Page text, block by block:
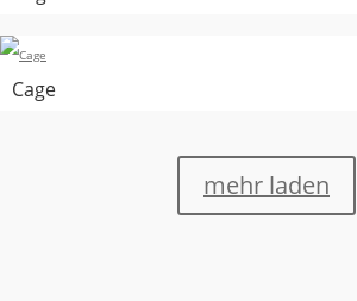
Cage
mehr laden